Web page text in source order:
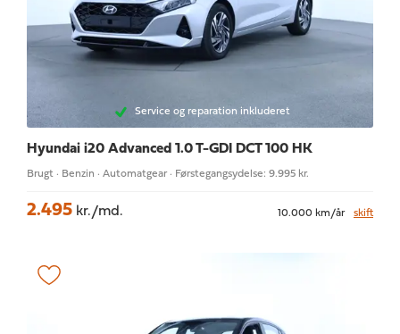
Service og reparation inkluderet
Hyundai i20 Advanced 1.0 T-GDI DCT 100 HK
Brugt · Benzin · Automatgear · Førstegangsydelse: 9.995 kr.
2.495 kr./md. 10.000 km/år skift